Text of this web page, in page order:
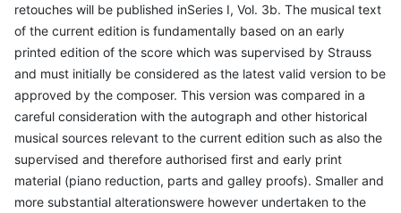
retouches will be published inSeries I, Vol. 3b. The musical text
of the current edition is fundamentally based on an early
printed edition of the score which was supervised by Strauss
and must initially be considered as the latest valid version to be
approved by the composer. This version was compared in a
careful consideration with the autograph and other historical
musical sources relevant to the current edition such as also the
supervised and therefore authorised first and early print
material (piano reduction, parts and galley proofs). Smaller and
more substantial alterationswere however undertaken to the